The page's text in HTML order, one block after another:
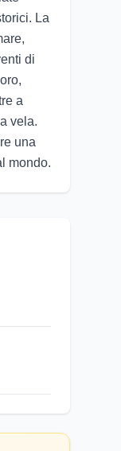
La
di
a
vela.
una
mondo.